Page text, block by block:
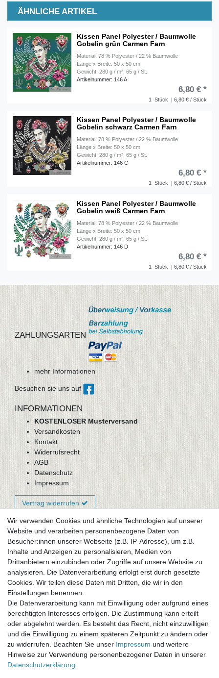
ÄHNLICHE ARTIKEL
Kissen Panel Polyester / Baumwolle
Gobelin grün Carmen Farn
Material: 78 % Polyester / 22 % Baumwolle
Länge x Breite: 50 x 50 cm
Gewicht: 280 g / m²; 65 g / St.
Artikelnummer: 146 A
1 Stück | 6,80 € / Stück
6,80 € *
Kissen Panel Polyester / Baumwolle
Gobelin schwarz Carmen Farn
Material: 78 % Polyester / 22 % Baumwolle
Länge x Breite: 50 x 50 cm
Gewicht: 280 g / m²; 65 g / St.
Artikelnummer: 146 C
1 Stück | 6,80 € / Stück
6,80 € *
Kissen Panel Polyester / Baumwolle
Gobelin weiß Carmen Farn
Material: 78 % Polyester / 22 % Baumwolle
Länge x Breite: 50 x 50 cm
Gewicht: 280 g / m²; 65 g / St.
Artikelnummer: 146 D
1 Stück | 6,80 € / Stück
6,80 € *
ZAHLUNGSARTEN
mehr Informationen
Besuchen sie uns auf
INFORMATIONEN
KOSTENLOSER Musterversand
Versandkosten
Kontakt
Widerrufsrecht
AGB
Datenschutz
Impressum
Vertrag widerrufen
Newsletter-Anmeldung
FAQ / Fragen
Mein Warenkorb
Mein Merkzettel
Mein Konto
UNSER LADENGESCHÄFT
Gottlieb-Daimler-Str. 10
33334 Gütersloh
ÖFFNUNGSZEITEN
Montag - Dienstag: 8.00 - 18.00 Uhr, Mittwoch Ruhetag,
Donnerstag: 8.00 - 18.00 Uhr, Freitag 8.00 - 14.00 Uhr
Wir verwenden Cookies und ähnliche Technologien auf unserer
Website und verarbeiten personenbezogene Daten von
Besucher:innen unserer Webseite (z.B. IP-Adresse), um z.B.
Inhalte und Anzeigen zu personalisieren, Medien von
Drittanbietern einzubinden oder Zugriffe auf unsere Website zu
analysieren. Die Datenverarbeitung erfolgt erst durch gesetzte
Cookies. Wir teilen diese Daten mit Dritten, die wir in den
Einstellungen benennen.
Die Datenverarbeitung kann mit Einwilligung oder aufgrund eines
berechtigten Interesses erfolgen. Die Zustimmung kann erteilt
oder abgelehnt werden. Es besteht das Recht, nicht einzuwilligen
und die Einwilligung zu einem späteren Zeitpunkt zu ändern oder
zu widerrufen. Beachten Sie unser Impressum und weitere
Hinweise zur Verwendung personenbezogener Daten in unserer
Daten­schutz­erklärung